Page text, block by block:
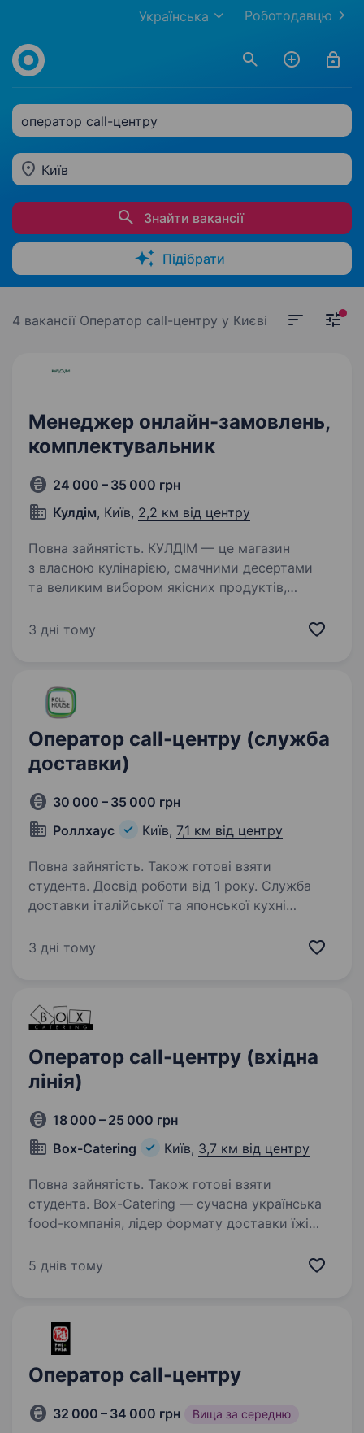
Роботодавцю
Українська
оператор call-центру
Київ
Знайти вакансії
Підібрати
4 вакансії Оператор call-центру у Києві
Менеджер онлайн-замовлень,
комплектувальник
24 000 – 35 000 грн
Кулдім, Київ, 2,2 км від центру
Повна зайнятість. КУЛДІМ — це магазин
з власною кулінарією, смачними десертами
та великим вибором якісних продуктів,
на правому березі Києва. Наші страви —
3 дні тому
Оператор call-центру (служба
доставки)
30 000 – 35 000 грн
Роллхаус
Київ, 7,1 км від центру
Повна зайнятість. Також готові взяти
студента. Досвід роботи від 1 року. Служба
доставки італійської та японської кухні
команди. У зв’язку з розширенням штату
3 дні тому
Оператор call-центру (вхідна
лінія)
18 000 – 25 000 грн
Box-Catering
Київ, 3,7 км від центру
Повна зайнятість. Також готові взяти
студента. Box-Catering — сучасна українська
food-компанія, лідер формату доставки їжі
та Одесі. Наша місія — робити організацію
5 днів тому
Оператор call-центру
32 000 – 34 000 грн Вища за середню